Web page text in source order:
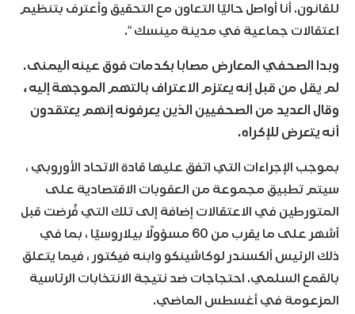
للقانون. أنا أواصل حاليًا التعاون مع التحقيق وأعترف بتنظيم
اعتقالات جماعية في مدينة مينسك “.
وبدا الصحفي المعارض مصابا بكدمات فوق عينه اليمنى.
لم يقل من قبل إنه يعتزم الاعتراف بالتهم الموجهة إليه ،
وقال العديد من الصحفيين الذين يعرفونه إنهم يعتقدون
أنه يتعرض للإكراه.
بموجب الإجراءات التي اتفق عليها قادة الاتحاد الأوروبي ،
سيتم تطبيق مجموعة من العقوبات الاقتصادية على
المتورطين في الاعتقالات إضافة إلى تلك التي فُرضت قبل
أشهر على ما يقرب من 60 مسؤولًا بيلاروسيًا ، بما في
ذلك الرئيس ألكسندر لوكاشينكو وابنه فيكتور ، فيما يتعلق
بالقمع السلمي. احتجاجات ضد نتيجة الانتخابات الرئاسية
المزعومة في أغسطس الماضي.